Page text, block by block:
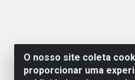
O nosso site coleta
proporcionar uma